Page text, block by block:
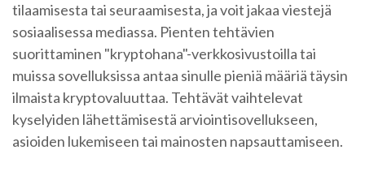
tilaamisesta tai seuraamisesta, ja voit jakaa viestejä
sosiaalisessa mediassa. Pienten tehtävien
suorittaminen "kryptohana"-verkkosivustoilla tai
muissa sovelluksissa antaa sinulle pieniä määriä täysin
ilmaista kryptovaluuttaa. Tehtävät vaihtelevat
kyselyiden lähettämisestä arviointisovellukseen,
asioiden lukemiseen tai mainosten napsauttamiseen.